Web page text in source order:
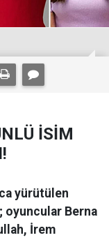
İSİM
yürütülen
oyuncular Berna
İrem